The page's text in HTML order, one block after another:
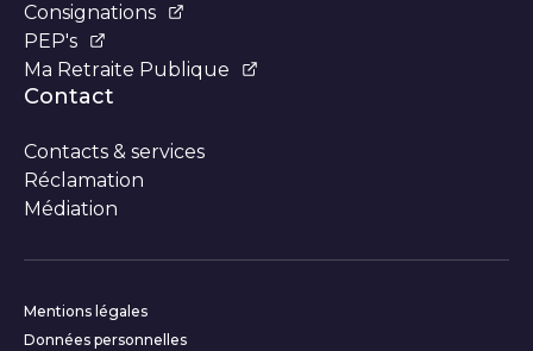
Consignations
PEP's
Ma Retraite Publique
Contact
Contacts & services
Réclamation
Médiation
Informations
Mentions légales
Données personnelles